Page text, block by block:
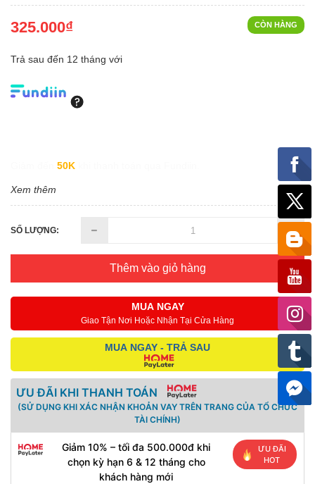
CÒN HÀNG
325.000₫
Trả sau đến 12 tháng với
50K
Xem thêm
SỐ LƯỢNG:
Thêm vào giỏ hàng
MUA NGAY
Giao Tận Nơi Hoặc Nhận Tại Cửa Hàng
MUA NGAY - TRẢ SAU
ƯU ĐÃI KHI THANH TOÁN
(SỬ DỤNG KHI XÁC NHẬN KHOẢN VAY TRÊN TRANG CỦA TỔ CHỨC
TÀI CHÍNH)
Giảm 10% – tối đa 500.000đ khi
chọn kỳ hạn 6 & 12 tháng cho
khách hàng mới
ƯU ĐÃI
HOT